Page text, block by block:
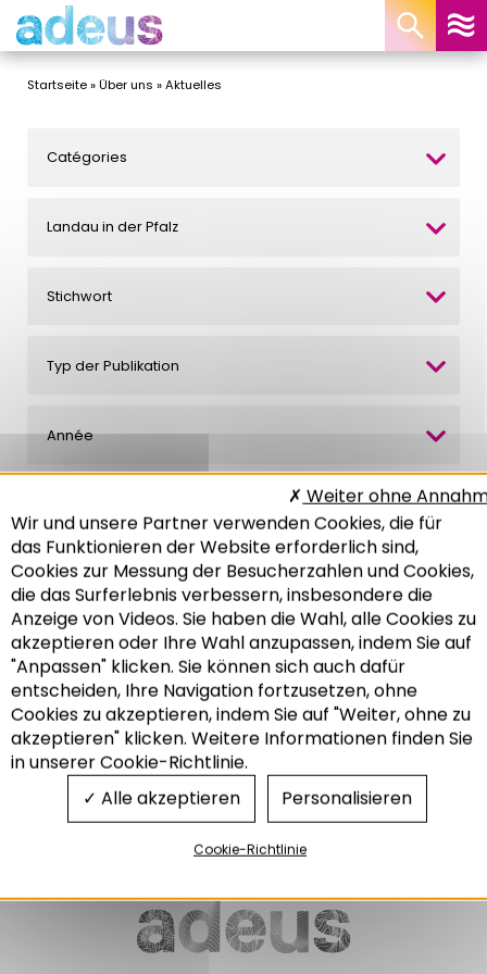
Recherche
Startseite»Über uns »Aktuelles
Catégories
Landau in der Pfalz
Stichwort
Typ der Publikation
Année
DIE THEMENBLÄTTER
DER ADEUS NR. 334
Mobilität in Grenzregionen:
vergleich des
mobilitätsverhaltens dies- und
jenseits der grenze
01/2023
Grenzüberschreitendes
Mobilität und Transport
Cookie-Einstellungen
Wir und unsere Partner verwenden Cookies, die für
das Funktionieren der Website erforderlich sind,
Cookies zur Messung der Besucherzahlen und Cookies,
die das Surferlebnis verbessern, insbesondere die
Anzeige von Videos. Sie haben die Wahl, alle Cookies zu
akzeptieren oder Ihre Wahl anzupassen, indem Sie auf
"Anpassen" klicken. Sie können sich auch dafür
entscheiden, Ihre Navigation fortzusetzen, ohne
Cookies zu akzeptieren, indem Sie auf "Weiter, ohne zu
akzeptieren" klicken. Weitere Informationen finden Sie
in unserer Cookie-Richtlinie.
Alle akzeptieren
Weiter ohne
Personalisieren
Cookie-Richtlinie